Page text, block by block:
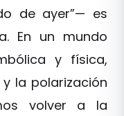
de ayer”— es
En un mundo
y física,
la polarización
volver a la